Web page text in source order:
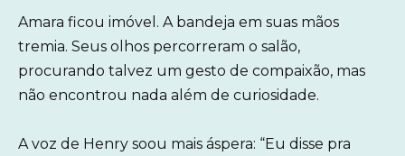
Amara ficou imóvel. A bandeja em suas mãos
tremia. Seus olhos percorreram o salão,
procurando talvez um gesto de compaixão, mas
não encontrou nada além de curiosidade.
A voz de Henry soou mais áspera: “Eu disse pra